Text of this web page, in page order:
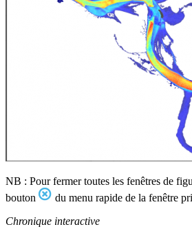
NB : Pour fermer toutes les fenêtres de
bouton
du menu rapide de la fenêtre
Chronique interactive